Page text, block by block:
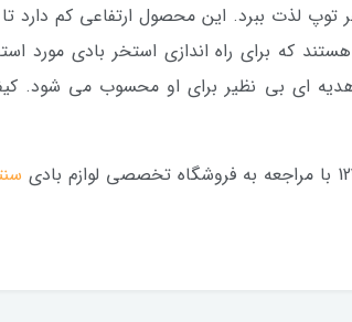
توپ لذت ببرد. این محصول ارتفاعی کم دارد
که برای راه اندازی استخر بادی مورد
ای بی نظیر برای او محسوب می شود.